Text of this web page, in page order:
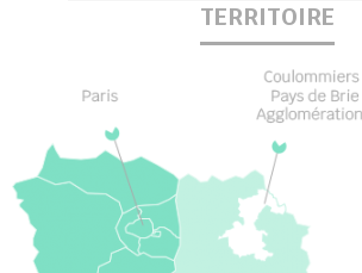
TERRITOIRE